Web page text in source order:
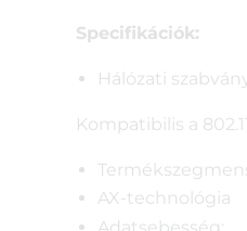
Specifikációk:
Hálózati
Kompatibilis a
AX-technológia